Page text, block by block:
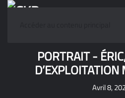
PORTRAIT -
Avril 8,